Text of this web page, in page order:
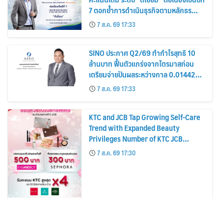
7 ตอกย้ำการดำเนินธุรกิจตามหลักธร
รมาภิบาล โปร่งใส สร้างความเชื่อมั่นผู้ถือ
หุ้น
7 ส.ค. 69 17:33
SINO ประกาศ Q2/69 ทำกำไรสุทธิ 10
ล้านบาท ฟื้นตัวแกร่งจากไตรมาสก่อน
เตรียมจ่ายปันผลระหว่างกาล 0.014423
บาทต่อหุ้น ครึ่งปีหลังมุ่งเติบโตต่อเนื่อง
7 ส.ค. 69 17:33
KTC and JCB Tap Growing Self-Care
Trend with Expanded Beauty
Privileges Number of KTC JCB
Cardmembers Spending on
Cosmetics Rises 26%
7 ส.ค. 69 17:30